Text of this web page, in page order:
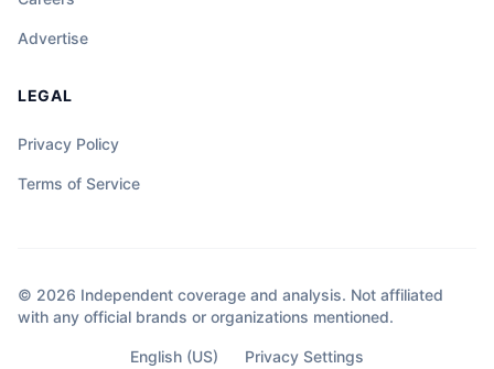
Advertise
LEGAL
Privacy Policy
Terms of Service
© 2026 Independent coverage and analysis. Not affiliated
with any official brands or organizations mentioned.
English (US) Privacy Settings